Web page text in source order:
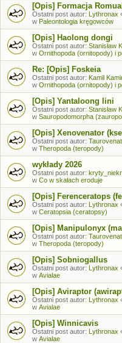
[Opis] Formacja
Ostatni post autor: Lythronax
w Paleontologia kręgowców
[Opis] Haolong dongi
Ostatni post autor: Stanisław
w Ornithopoda (ornitopody) i
Re: [Opis] Foskeia
Ostatni post autor: Kamil
w Ornithopoda (ornitopody) i
[Opis] Yantaloong lini
Ostatni post autor: Stanisław
w Sauropodomorpha
[Opis] Xenovenator
Ostatni post autor:
w Theropoda (teropody)
wykłady 2026
Ostatni post autor:
w Co w skałach eroduje
[Opis] Ferenceratops
Ostatni post autor: Lythronax
w Ceratopsia (ceratopsy)
[Opis] Manipulonyx
Ostatni post autor:
w Theropoda (teropody)
[Opis] Sobniogallus
Ostatni post autor: Lythronax
w Avialae
[Opis] Aviraptor
Ostatni post autor: Lythronax
w Avialae
[Opis] Winnicavis
Ostatni post autor: Lythronax
w Avialae